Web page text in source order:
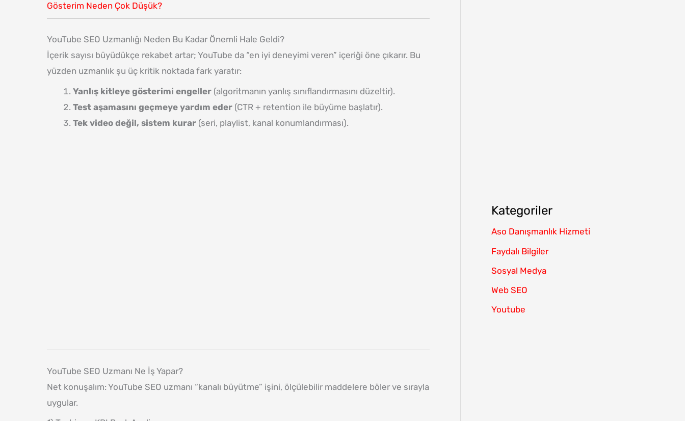
Gösterim Neden Çok Düşük?
YouTube SEO Uzmanlığı Neden Bu Kadar Önemli Hale Geldi?
İçerik sayısı büyüdükçe rekabet artar; YouTube da “en iyi deneyimi veren” içeriği öne çıkarır. Bu
yüzden uzmanlık şu üç kritik noktada fark yaratır:
Yanlış kitleye gösterimi engeller (algoritmanın yanlış sınıflandırmasını düzeltir).
Test aşamasını geçmeye yardım eder (CTR + retention ile büyüme başlatır).
Tek video değil, sistem kurar (seri, playlist, kanal konumlandırması).
YouTube SEO Uzmanı Ne İş Yapar?
Net konuşalım: YouTube SEO uzmanı “kanalı büyütme” işini, ölçülebilir maddelere böler ve sırayla
uygular.
Kategoriler
Aso Danışmanlık Hizmeti
Faydalı Bilgiler
Sosyal Medya
Web SEO
Youtube